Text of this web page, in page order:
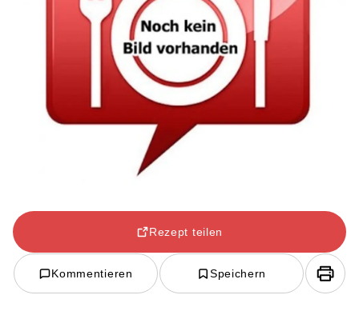
Rezept teilen
Kommentieren Speichern